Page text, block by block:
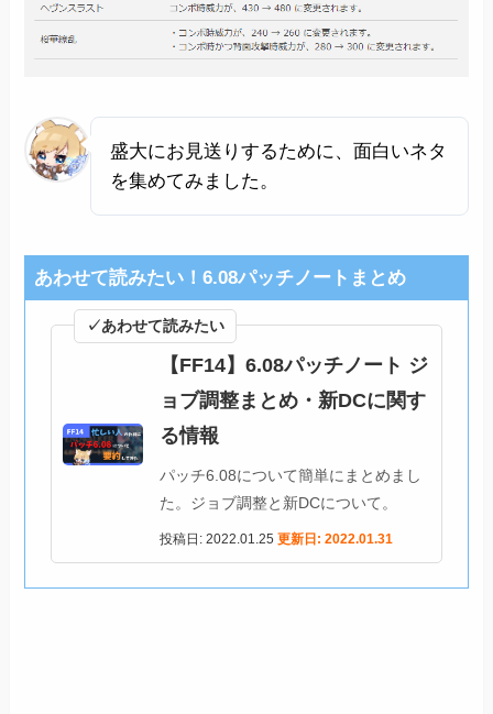
盛大にお見送りするために、面白いネタ
を集めてみました。
あわせて読みたい！6.08パッチノートまとめ
✓あわせて読みたい
【FF14】6.08パッチノート ジ
ョブ調整まとめ・新DCに関す
る情報
パッチ6.08について簡単にまとめまし
た。ジョブ調整と新DCについて。
投稿日: 2022.01.25 更新日: 2022.01.31